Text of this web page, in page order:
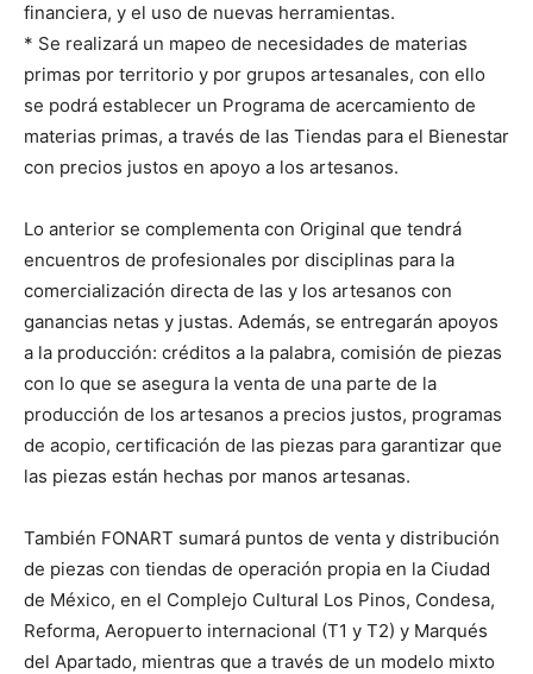
financiera, y el uso de nuevas herramientas.
* Se realizará un mapeo de necesidades de materias
primas por territorio y por grupos artesanales, con ello
se podrá establecer un Programa de acercamiento de
materias primas, a través de las Tiendas para el Bienestar
con precios justos en apoyo a los artesanos.
Lo anterior se complementa con Original que tendrá
encuentros de profesionales por disciplinas para la
comercialización directa de las y los artesanos con
ganancias netas y justas. Además, se entregarán apoyos
a la producción: créditos a la palabra, comisión de piezas
con lo que se asegura la venta de una parte de la
producción de los artesanos a precios justos, programas
de acopio, certificación de las piezas para garantizar que
las piezas están hechas por manos artesanas.
También FONART sumará puntos de venta y distribución
de piezas con tiendas de operación propia en la Ciudad
de México, en el Complejo Cultural Los Pinos, Condesa,
Reforma, Aeropuerto internacional (T1 y T2) y Marqués
del Apartado, mientras que a través de un modelo mixto